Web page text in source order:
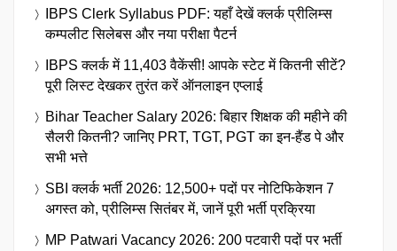
IBPS Clerk Syllabus PDF: यहाँ देखें क्लर्क प्रीलिम्स
कम्पलीट सिलेबस और नया परीक्षा पैटर्न
IBPS क्लर्क में 11,403 वैकेंसी! आपके स्टेट में कितनी सीटें?
पूरी लिस्ट देखकर तुरंत करें ऑनलाइन एप्लाई
Bihar Teacher Salary 2026: बिहार शिक्षक की महीने की
सैलरी कितनी? जानिए PRT, TGT, PGT का इन-हैंड पे और
सभी भत्ते
SBI क्लर्क भर्ती 2026: 12,500+ पदों पर नोटिफिकेशन 7
अगस्त को, प्रीलिम्स सितंबर में, जानें पूरी भर्ती प्रक्रिया
MP Patwari Vacancy 2026: 200 पटवारी पदों पर भर्ती